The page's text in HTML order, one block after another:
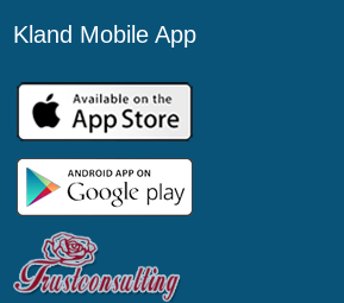
Kland Mobile App